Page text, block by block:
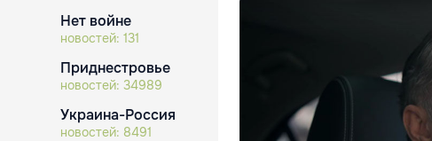
Нет войне
новостей: 131
Приднестровье
новостей: 34989
Украина-Россия
новостей: 8491